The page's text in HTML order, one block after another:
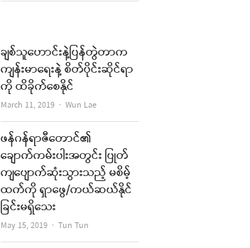
ချစ်သူဟောင်းနဲ့ပြန်တွဲတာက
ကျန်းမာရေးနဲ့ စိတ်ပိုင်းဆိုင်ရာ
ကို ထိခိုက်စေနိုင်
March 11, 2019 Author
Wun Lae
ဖန်ဂန်ရာဇီတောင်၏
ချောက်ကမ်းပါးအတွင်း ပြုတ်
ကျပျောက်ဆုံးသွားသည့် မစိမ့်
ထက်ကို ရှာဖွေ/ကယ်ဆယ်နိုင်
ခြင်းမရှိသေး
May 15, 2019 Author
Tun Tun